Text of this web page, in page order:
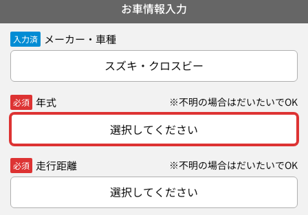
お車情報入力
入力済 メーカー・車種
スズキ・クロスビー
必須 年式 ※不明の場合はだいたいでOK
選択してください
必須 走行距離 ※不明の場合はだいたいでOK
選択してください